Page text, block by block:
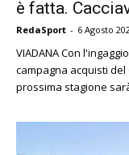
è fatta.
RedaSport - 6 Agosto
VIADANA Con
campagna acquisti
prossima stagione